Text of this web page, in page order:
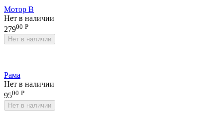
Мотор В
Нет в наличии
27900 Р
Нет в наличии
Рама
Нет в наличии
9500 Р
Нет в наличии